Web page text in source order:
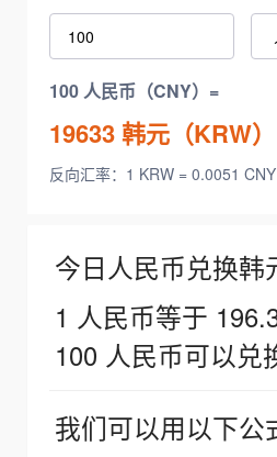
100 人民币（CNY）=
19633韩元（KRW）
反向汇率：1 KRW = 0.0051 CNY
今日人民币兑换韩
1 人民币等于
100 人民币可以兑
我们可以用以下公